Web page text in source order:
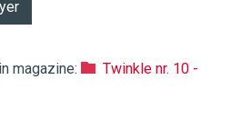
magazine:
Twinkle nr. 10 -